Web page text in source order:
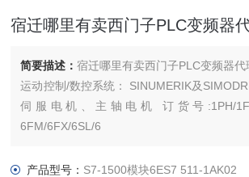
宿迁哪里有卖西门子PLC变频器
简要描述：宿迁哪里有卖西门子PLC变频器代
运动控制/数控系统： SINUMERIK及
伺服电机、主轴电机 订货号:1PH/
6FM/6FX/6SL/6
ET200 S SP 变频器V系列 MM系列 6SE70停
产品型号： S7-1500模块6ES7 511-1AK02